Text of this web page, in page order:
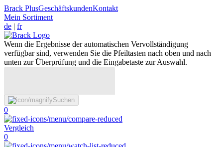
Brack PlusGeschäftskundenKontakt
Mein Sortiment
de | fr
Wenn die Ergebnisse der automatischen Vervollständigung
verfügbar sind, verwenden Sie die Pfeiltasten nach oben und nach
unten zur Überprüfung und die Eingabetaste zur Auswahl.
Suchen
0
Vergleich
0